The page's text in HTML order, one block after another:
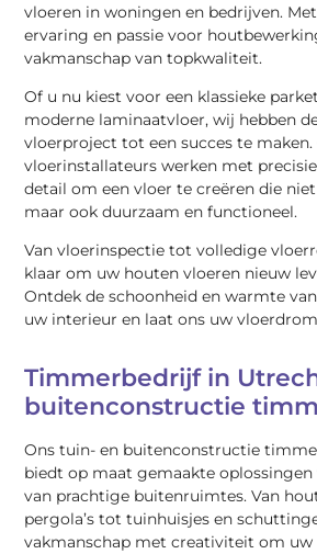
vloeren in woningen en bedrijven.
ervaring en passie voor
vakmanschap van topkwaliteit.
Of u nu kiest voor een klassieke
moderne laminaatvloer, wij hebben
vloerproject tot een succes te maken.
vloerinstallateurs werken met
detail om een vloer te creëren die
maar ook duurzaam en functioneel.
Van vloerinspectie tot volledige
klaar om uw houten vloeren nieuw
Ontdek de schoonheid en warmte
uw interieur en laat ons uw
Timmerbedrijf in
buitenconstructie
Ons tuin- en buitenconstructie
biedt op maat gemaakte
van prachtige buitenruimtes. Van
pergola’s tot tuinhuisjes en
vakmanschap met creativiteit om